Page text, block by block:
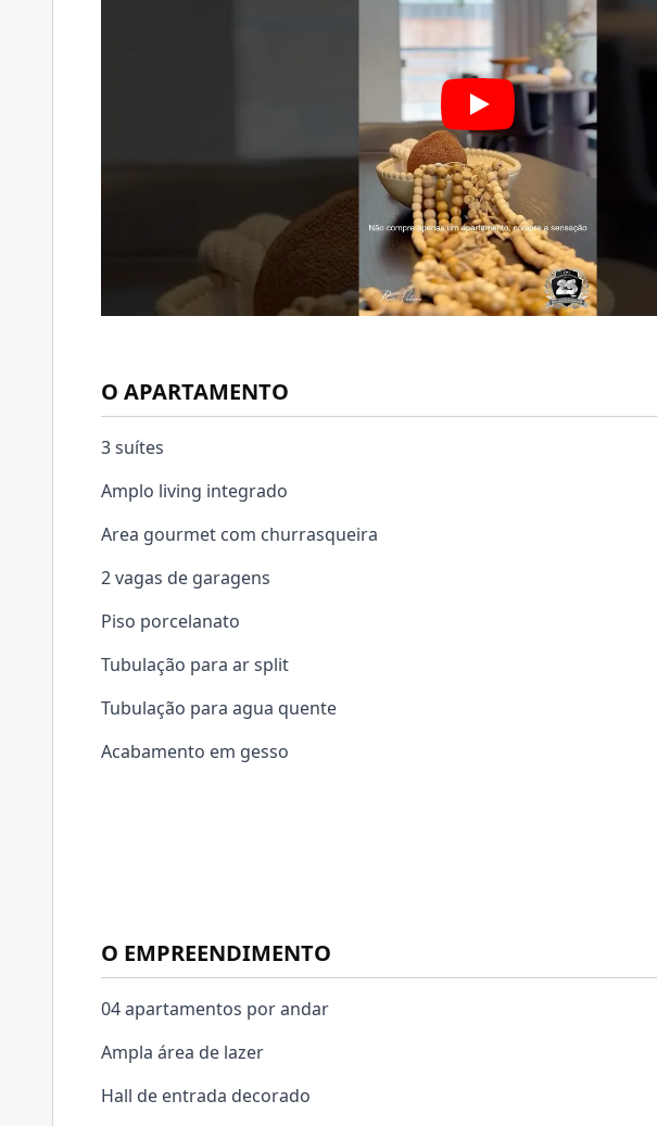
O APARTAMENTO
3 suítes
Amplo living integrado
Area gourmet com churrasqueira
2 vagas de garagens
Piso porcelanato
Tubulação para ar split
Tubulação para agua quente
Acabamento em gesso
O EMPREENDIMENTO
04 apartamentos por andar
Ampla área de lazer
Hall de entrada decorado